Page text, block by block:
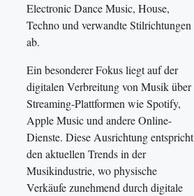
Electronic Dance Music, House,
Techno und verwandte Stilrichtungen
ab.
Ein besonderer Fokus liegt auf der
digitalen Verbreitung von Musik über
Streaming-Plattformen wie Spotify,
Apple Music und andere Online-
Dienste. Diese Ausrichtung entspricht
den aktuellen Trends in der
Musikindustrie, wo physische
Verkäufe zunehmend durch digitale